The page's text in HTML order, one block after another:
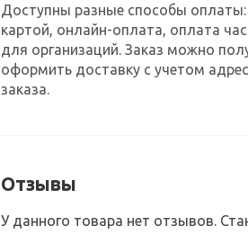
Доступны разные способы
картой, онлайн-оплата, оплата
для организаций. Заказ можно
оформить доставку с учетом
заказа.
Отзывы
У данного товара нет отзывов.